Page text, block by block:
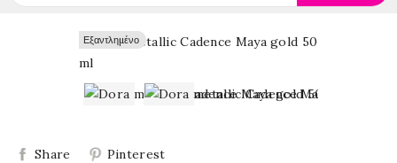
Εξαντλημένο
Εξαντλημένο
Share Pinterest